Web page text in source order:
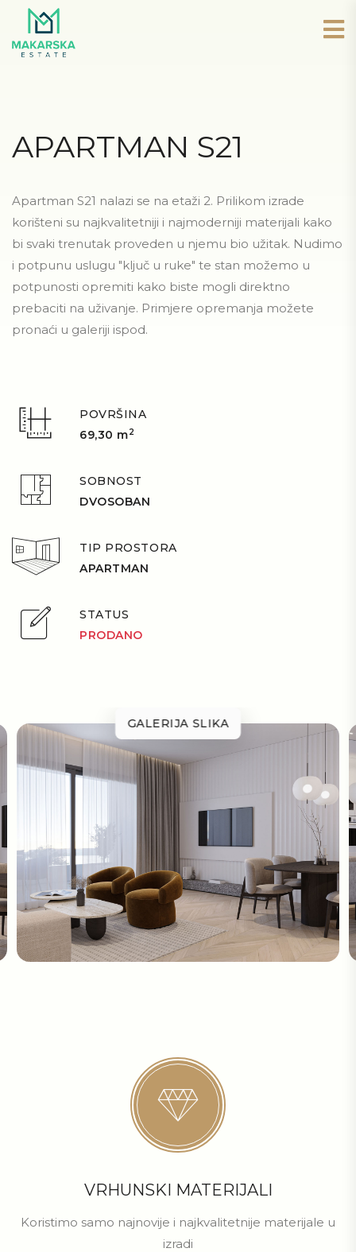
APARTMAN S21
Apartman S21 nalazi se na etaži 2. Prilikom izrade
korišteni su najkvalitetniji i najmoderniji materijali kako
bi svaki trenutak proveden u njemu bio užitak. Nudimo
i potpunu uslugu "ključ u ruke" te stan možemo u
potpunosti opremiti kako biste mogli direktno
prebaciti na uživanje. Primjere opremanja možete
pronaći u galeriji ispod.
POVRŠINA
69,30 m2
SOBNOST
DVOSOBAN
TIP PROSTORA
APARTMAN
STATUS
PRODANO
GALERIJA SLIKA
VRHUNSKI MATERIJALI
Koristimo samo najnovije i najkvalitetnije materijale u
izradi